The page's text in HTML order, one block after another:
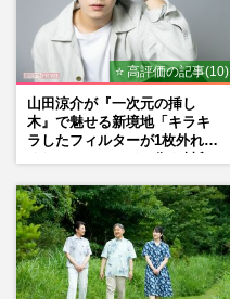
⭐ 高評価の記事(10)
山田涼介が『一次元の挿し
木』で魅せる新境地「キラキ
ラしたフィルターが1枚外れて